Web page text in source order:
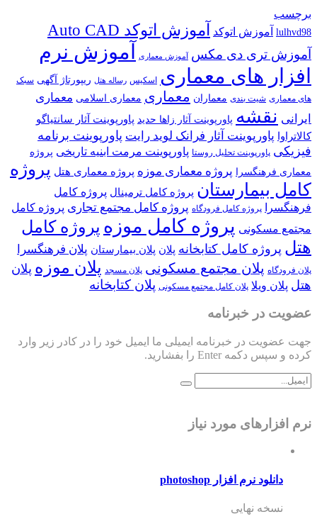
برچسب
lulhvd98 آموزش اتوکد آموزش اتوکد Auto CAD
آموزش تری دی مکس آموزش معماری
آموزش نرم
افزار های معماری اسکیس رساله هتل ریپورتاژ آگهی سبک
های معماری شیت بندی معماران معماری معماری اسلامی معماری
ایرانی نقشه پاورپوینت آثار زاها حدید پاورپوینت آثار سانتیاگو
کالاتراوا پاورپوینت آثار فرانک لوید رایت پاورپوینت برنامه
فیزیکی پاورپوینت تحلیل روستا پاورپوینت مرمت ابنیه تاریخی پروژه
معماری فرهنگسرا پروژه معماری موزه پروژه معماری هتل پروژه
کامل بیمارستان پروژه کامل ترمینال پروژه کامل
فرهنگسرا
پروژه کامل فرودگاه پروژه کامل مجتمع تجاری پروژه کامل
مجتمع مسکونی پروژه کامل موزه پروژه کامل
هتل پروژه کامل کتابخانه پلان پلان بیمارستان پلان فرهنگسرا
پلان فرودگاه پلان مجتمع مسکونی پلان مسجد پلان موزه پلان
هتل پلان ویلا پلان کامل مجتمع مسکونی پلان کتابخانه
عضویت در خبرنامه
جهت عضویت در خبرنامه ایمیلی ما ایمیل خود را در کادر زیر وارد
کرده و سپس دکمه Enter را بفشارید.
نرم افزارهای مورد نیاز
دانلود نرم افزار photoshop
نسخه نهایی